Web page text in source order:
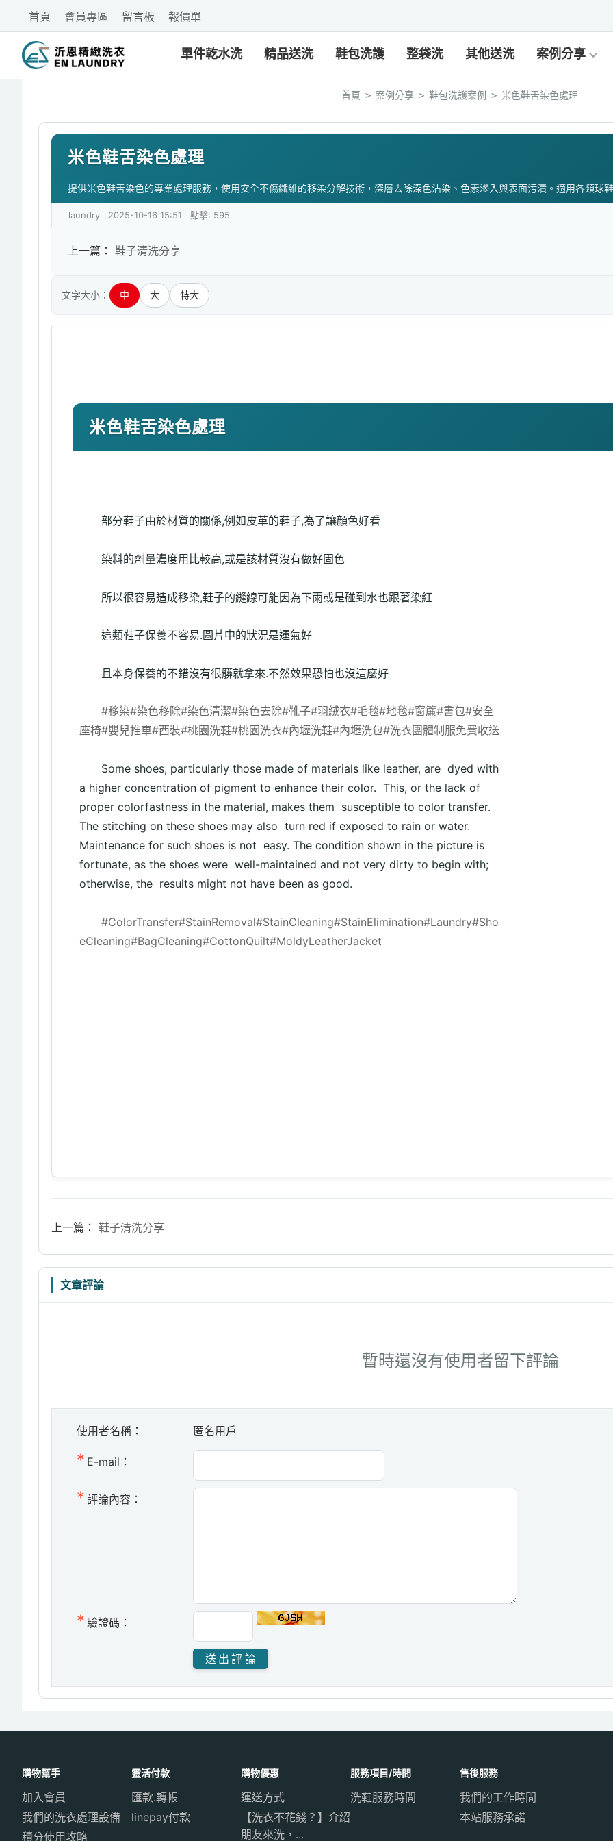
首頁 會員專區 留言板 報價單
單件乾水洗 精品送洗 鞋包洗護 整袋洗 其他送洗 案例分享
首頁 > 案例分享 > 鞋包洗護案例 > 米色鞋舌染色處理
米色鞋舌染色處理
提供米色鞋舌染色的專業處理服務，使用安全不傷纖維的移染分解技術，深層去除深色沾染、色素滲入與表面污漬。適用各類球
laundry 2025-10-16 15:51 點擊: 595
上一篇： 鞋子清洗分享
文字大小： 中 大 特大
米色鞋舌染色處理
部分鞋子由於材質的關係,例如皮革的鞋子,為了讓顏色好看
染料的劑量濃度用比較高,或是該材質沒有做好固色
所以很容易造成移染,鞋子的縫線可能因為下雨或是碰到水也跟著染紅
這類鞋子保養不容易.圖片中的狀況是運氣好
且本身保養的不錯沒有很髒就拿來.不然效果恐怕也沒這麼好
#移染#染色移除#染色清潔#染色去除#靴子#羽絨衣#毛毯#地毯#窗簾#書包#安全
座椅#嬰兒推車#西裝#桃園洗鞋#桃園洗衣#內壢洗鞋#內壢洗包#洗衣團體制服免費收送
Some shoes, particularly those made of materials like leather, are dyed with
a higher concentration of pigment to enhance their color. This, or the lack of
proper colorfastness in the material, makes them susceptible to color transfer.
The stitching on these shoes may also turn red if exposed to rain or water.
Maintenance for such shoes is not easy. The condition shown in the picture is
fortunate, as the shoes were well-maintained and not very dirty to begin with;
otherwise, the results might not have been as good.
#ColorTransfer#StainRemoval#StainCleaning#StainElimination#Laundry#Sho
eCleaning#BagCleaning#CottonQuilt#MoldyLeatherJacket
上一篇： 鞋子清洗分享
文章評論
暫時還沒有使用者留下評論
使用者名稱： 匿名用戶
E-mail：
評論內容：
驗證碼：
購物幫手
加入會員
我們的洗衣處理設備
積分使用攻略
靈活付款
匯款.轉帳
linepay付款
購物優惠
運送方式
【洗衣不花錢？】介紹
朋友來洗，...
服務項目/時間
洗鞋服務時間
售後服務
我們的工作時間
本站服務承諾